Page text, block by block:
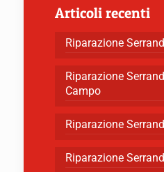
Articoli recenti
Riparazione
Riparazione
Campo
Riparazione
Riparazione